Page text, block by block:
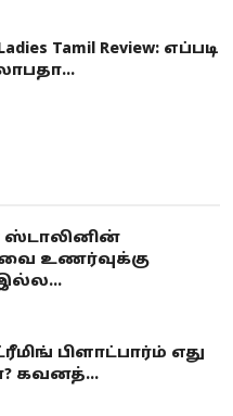
Tamil Review: எப்படி
ஸ்டாலினின்
உணர்வுக்கு
பிளாட்பார்ம் எது
கவனத்...